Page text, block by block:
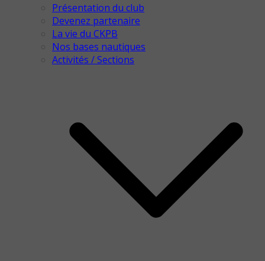
Présentation du club
Devenez partenaire
La vie du CKPB
Nos bases nautiques
Activités / Sections